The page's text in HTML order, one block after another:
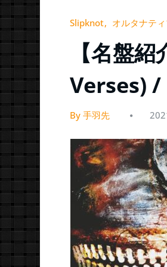
Slipknot オルタナテ
【名盤
Verses)
By 手羽先